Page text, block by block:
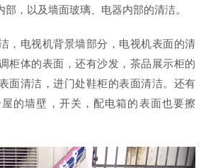
，以及墙面玻璃、电器内部的清洁。
，电视机背景墙部分，电视机表面的清
柜体的表面，还有沙发，茶品展示柜的
面清洁，进门处鞋柜的表面清洁。还有
的墙壁，开关，配电箱的表面也要擦